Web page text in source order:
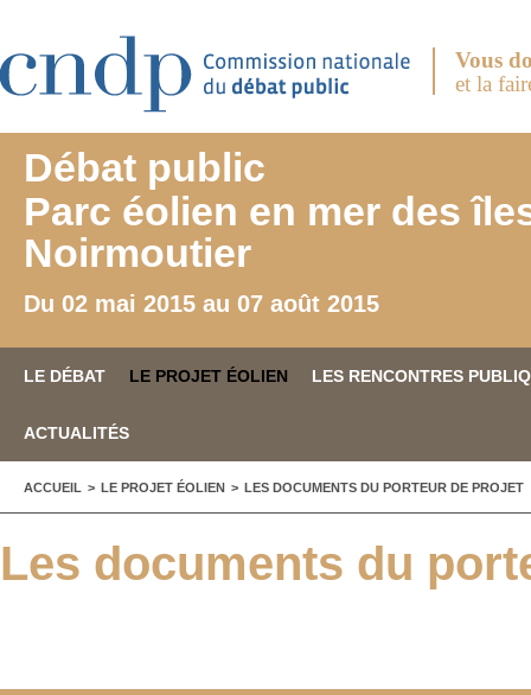
Vous
et la
Débat public
Parc éolien en mer des
Noirmoutier
Du 02 mai 2015 au 07 août 2015
LE DÉBAT LE PROJET ÉOLIEN LES RENCONTRES
ACTUALITÉS
VOUS ÊTES ICI
ACCUEIL > LE PROJET ÉOLIEN > LES DOCUMENTS DU PORTEUR DE PROJET
Les documents du